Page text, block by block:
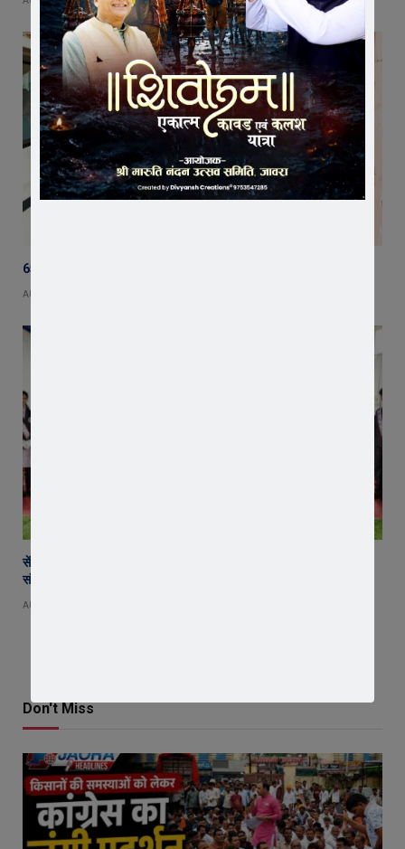
65 हजार रुपए भाड़ा न देने का आरोप, ट्रक चालक ने एसडीएम को सौंपा ज्ञापन
AUGUST 5, 2026
सेंट पॉल्स कॉन्वेंट स्कूल में छात्र परिषद का शपथ ग्रहण समारोह गरिमामय माहौल में
संपन्न
AUGUST 5, 2026
Don't Miss